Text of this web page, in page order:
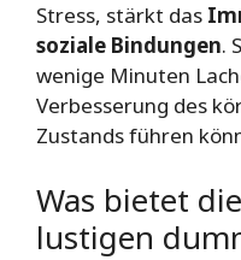
Stress, stärkt das
soziale Bindungen.
wenige Minuten
Verbesserung des
Zustands führen
Was bietet
lustigen